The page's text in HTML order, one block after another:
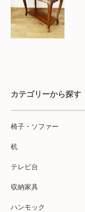
カテゴリーから探す
椅子・ソファー
机
テレビ台
収納家具
ハンモック